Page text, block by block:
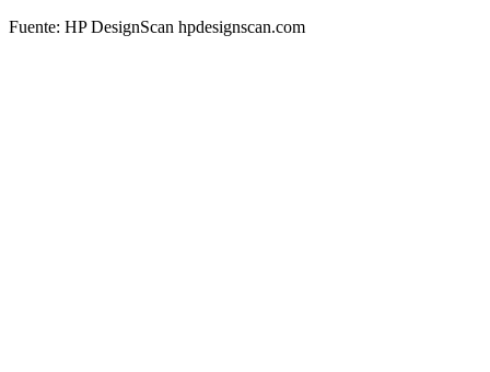
Fuente: HP DesignScan hpdesignscan.com